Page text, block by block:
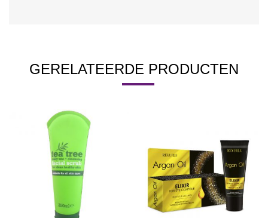
GERELATEERDE PRODUCTEN